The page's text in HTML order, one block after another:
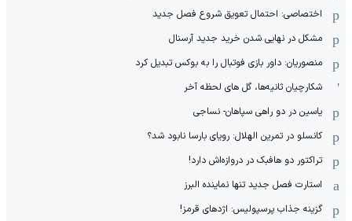
اختصاصی: احتمال تعویق شروع فصل جدید
مشکل در نهایی شدن خرید جدید آرسنال
منصوریان: داور بازی فوتبال را به بوکس تبدیل کرد
شکارچیان ثانیه‌ها، گل های لحظه آخر
یاسین در دو راهی سپاهان- نساجی
کانسلو در تمرین الهلال: رویای بارسا نابود شد؟
تراکتور دو هافبک در دروازه‌اش دارد!
استارت فصل جدید تنها نماینده البرز
گزینه جذاب پرسپولیس: اژدهای قرمز!